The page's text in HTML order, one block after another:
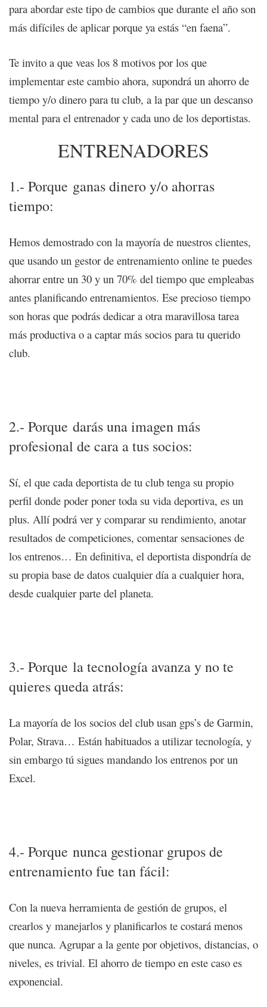
para abordar este tipo de cambios que durante el año son
más difíciles de aplicar porque ya estás “en faena”.
Te invito a que veas los 8 motivos por los que
implementar este cambio ahora, supondrá un ahorro de
tiempo y/o dinero para tu club, a la par que un descanso
mental para el entrenador y cada uno de los deportistas.
ENTRENADORES
1.- Porque ganas dinero y/o ahorras
tiempo:
Hemos demostrado con la mayoría de nuestros clientes,
que usando un gestor de entrenamiento online te puedes
ahorrar entre un 30 y un 70% del tiempo que empleabas
antes planificando entrenamientos. Ese precioso tiempo
son horas que podrás dedicar a otra maravillosa tarea
más productiva o a captar más socios para tu querido
club.
2.- Porque darás una imagen más
profesional de cara a tus socios:
Sí, el que cada deportista de tu club tenga su propio
perfil donde poder poner toda su vida deportiva, es un
plus. Allí podrá ver y comparar su rendimiento, anotar
resultados de competiciones, comentar sensaciones de
los entrenos… En definitiva, el deportista dispondría de
su propia base de datos cualquier día a cualquier hora,
desde cualquier parte del planeta.
3.- Porque la tecnología avanza y no te
quieres queda atrás:
La mayoría de los socios del club usan gps’s de Garmin,
Polar, Strava… Están habituados a utilizar tecnología, y
sin embargo tú sigues mandando los entrenos por un
Excel.
4.- Porque nunca gestionar grupos de
entrenamiento fue tan fácil:
Con la nueva herramienta de gestión de grupos, el
crearlos y manejarlos y planificarlos te costará menos
que nunca. Agrupar a la gente por objetivos, distancias, o
niveles, es trivial. El ahorro de tiempo en este caso es
exponencial.